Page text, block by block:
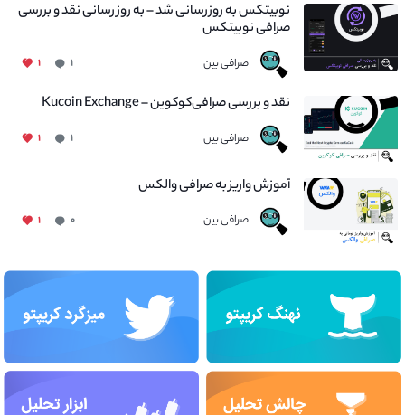
نوبیتکس به روزرسانی شد – به روز رسانی نقد و بررسی
صرافی نوبیتکس
صرافی بین ۱ ۱
نقد و بررسی صرافی‌کوکوین – Kucoin Exchange
صرافی بین ۱ ۱
آموزش واریز به صرافی والکس
صرافی بین ۰ ۱